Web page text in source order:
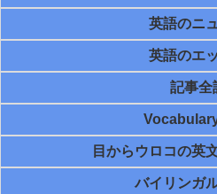
英語のニ
英語のエ
記事全
目からウロコの英
バイリンガ